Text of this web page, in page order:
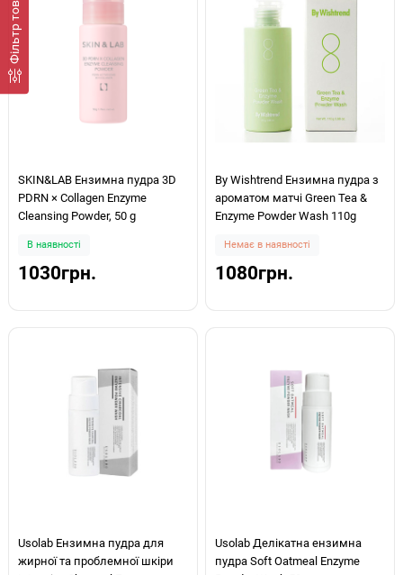
Фiльтр товарів
SKIN&LAB Ензимна пудра 3D
PDRN × Collagen Enzyme
Cleansing Powder, 50 g
В наявності
1030грн.
By Wishtrend Ензимна пудра з
ароматом матчі Green Tea &
Enzyme Powder Wash 110g
Немає в наявності
1080грн.
Usolab Ензимна пудра для
жирної та проблемної шкіри
Usolab Делікатна ензимна
пудра Soft Oatmeal Enzyme